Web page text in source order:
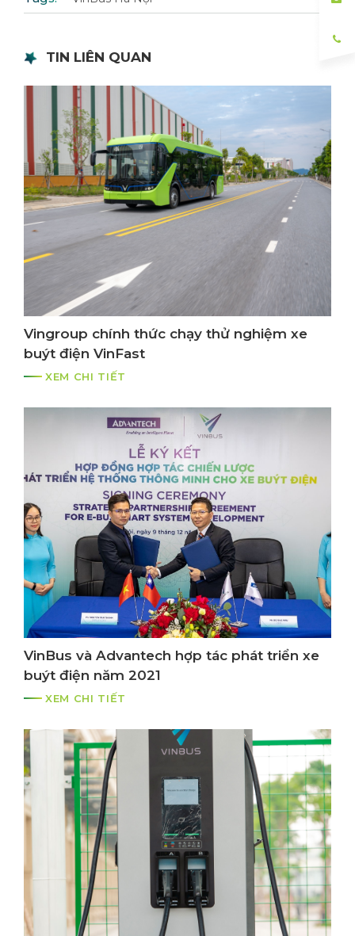
TIN LIÊN QUAN
Vingroup chính thức chạy thử nghiệm xe
buýt điện VinFast
XEM CHI TIẾT
VinBus và Advantech hợp tác phát triển xe
buýt điện năm 2021
XEM CHI TIẾT